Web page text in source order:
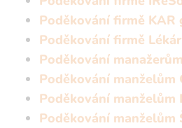
Poděkování firmě KAR
Poděkování firmě
Poděkování
Poděkování manželům
Poděkování manželům
Poděkování manželům